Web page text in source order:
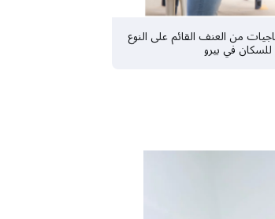
من العنف القائم على النوع
في بيرو